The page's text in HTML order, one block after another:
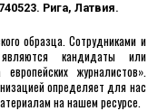
Рига, Латвия.
образца. Сотрудниками и
кандидаты или
журналистов».
определяет для нас
на нашем ресурсе.